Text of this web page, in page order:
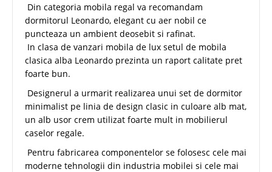
Din categoria mobila regal va recomandam
dormitorul Leonardo, elegant cu aer nobil ce
puncteaza un ambient deosebit si rafinat.
In clasa de vanzari mobila de lux setul de mobila
clasica alba Leonardo prezinta un raport calitate pret
foarte bun.
Designerul a urmarit realizarea unui set de dormitor
minimalist pe linia de design clasic in culoare alb mat,
un alb usor crem utilizat foarte mult in mobilierul
caselor regale.
Pentru fabricarea componentelor se folosesc cele mai
moderne tehnologii din industria mobilei si cele mai